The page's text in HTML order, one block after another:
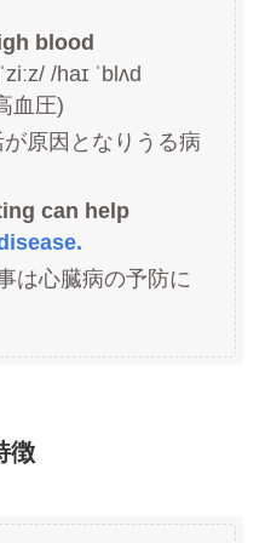
blood
/haɪ ˈblʌd
血圧)
原因となりうる病
can help
は心臓病の予防に
徴